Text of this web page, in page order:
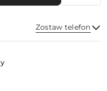
Zostaw telefon